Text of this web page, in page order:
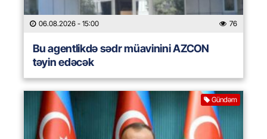
06.08.2026 - 15:00 76
Bu agentlikdə sədr müavinini AZCON
təyin edəcək
Gündəm